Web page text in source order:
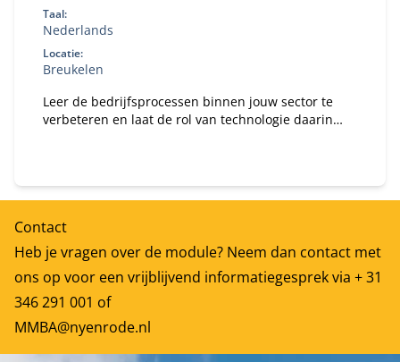
Taal:
Nederlands
Locatie:
Breukelen
Leer de bedrijfsprocessen binnen jouw sector te
verbeteren en laat de rol van technologie daarin
Contact
Heb je vragen over de module? Neem dan contact met
ons op voor een vrijblijvend informatiegesprek via + 31
346 291 001 of
MMBA@nyenrode.nl